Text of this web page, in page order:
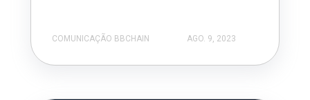
COMUNICAÇÃO BBCHAIN AGO. 9, 2023